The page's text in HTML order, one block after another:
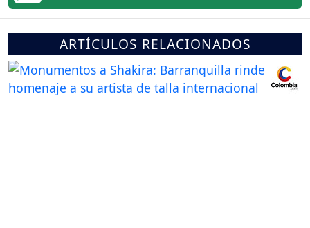
ARTÍCULOS RELACIONADOS